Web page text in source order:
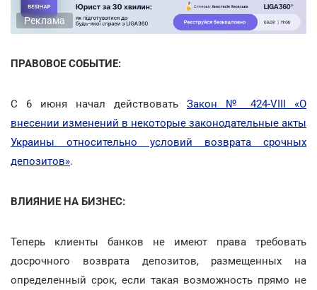
Реклама
ПРАВОВОЕ СОБЫТИЕ:
С 6 июня начал действовать Закон № 424-VIII «О
внесении изменений в некоторые законодательные акты
Украины относительно условий возврата срочных
депозитов».
ВЛИЯНИЕ НА БИЗНЕС:
Теперь клиенты банков не имеют права требовать
досрочного возврата депозитов, размещенных на
определенный срок, если такая возможность прямо не